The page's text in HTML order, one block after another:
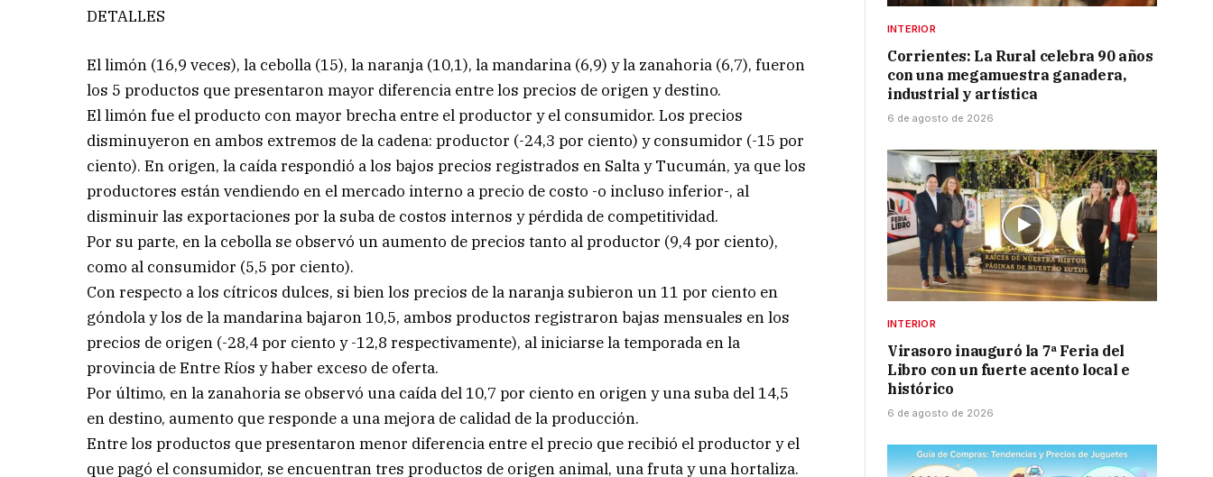
DETALLES
El limón (16,9 veces), la cebolla (15), la naranja (10,1), la mandarina (6,9) y la zanahoria (6,7), fueron
los 5 productos que presentaron mayor diferencia entre los precios de origen y destino.
El limón fue el producto con mayor brecha entre el productor y el consumidor. Los precios
disminuyeron en ambos extremos de la cadena: productor (-24,3 por ciento) y consumidor (-15 por
ciento). En origen, la caída respondió a los bajos precios registrados en Salta y Tucumán, ya que los
productores están vendiendo en el mercado interno a precio de costo -o incluso inferior-, al
disminuir las exportaciones por la suba de costos internos y pérdida de competitividad.
Por su parte, en la cebolla se observó un aumento de precios tanto al productor (9,4 por ciento),
como al consumidor (5,5 por ciento).
Con respecto a los cítricos dulces, si bien los precios de la naranja subieron un 11 por ciento en
góndola y los de la mandarina bajaron 10,5, ambos productos registraron bajas mensuales en los
precios de origen (-28,4 por ciento y -12,8 respectivamente), al iniciarse la temporada en la
provincia de Entre Ríos y haber exceso de oferta.
Por último, en la zanahoria se observó una caída del 10,7 por ciento en origen y una suba del 14,5
en destino, aumento que responde a una mejora de calidad de la producción.
Entre los productos que presentaron menor diferencia entre el precio que recibió el productor y el
que pagó el consumidor, se encuentran tres productos de origen animal, una fruta y una hortaliza.
INTERIOR
Corrientes: La Rural celebra 90 años
con una megamuestra ganadera,
industrial y artística
6 de agosto de 2026
INTERIOR
Virasoro inauguró la 7ª Feria del
Libro con un fuerte acento local e
histórico
6 de agosto de 2026